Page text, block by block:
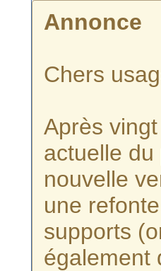
Annonce
Chers
Après
actuelle
nouvelle
une
supports
également